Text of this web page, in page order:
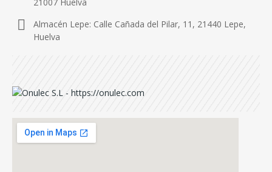
Almacén Lepe: Calle Cañada del Pilar, 11, 21440 Lepe,
Huelva